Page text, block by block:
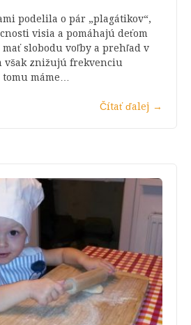
podelila o pár „plagátikov“,
visia a pomáhajú deťom
slobodu voľby a prehľad v
však znižujú frekvenciu
máme…
Čítať ďalej →